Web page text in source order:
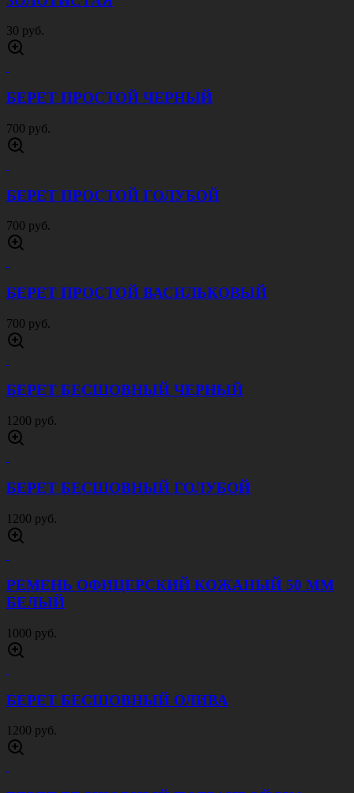
БЕРЕТ БЕСШОВНЫЙ ГОЛУБОЙ
1200 руб.
РЕМЕНЬ ОФИЦЕРСКИЙ КОЖАНЫЙ 50 ММ
БЕЛЫЙ
1000 руб.
БЕРЕТ БЕСШОВНЫЙ ОЛИВА
1200 руб.
БЕРЕТ БЕСШОВНЫЙ ПОГРАНВОЙСКА
ЗЕЛЕНЫЙ
1200 руб.
КОСТЮМ ЭНЦЕФАЛИТНЫЙ ЗВЕРОБОЙ
2500 руб.
2500 руб.